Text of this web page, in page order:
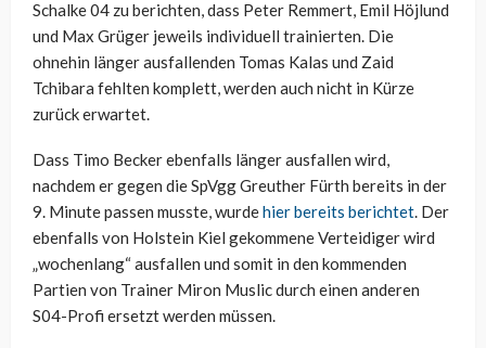
Schalke 04 zu berichten, dass Peter Remmert, Emil Höjlund
und Max Grüger jeweils individuell trainierten. Die
ohnehin länger ausfallenden Tomas Kalas und Zaid
Tchibara fehlten komplett, werden auch nicht in Kürze
zurück erwartet.
Dass Timo Becker ebenfalls länger ausfallen wird,
nachdem er gegen die SpVgg Greuther Fürth bereits in der
9. Minute passen musste, wurdehier bereits berichtet. Der
ebenfalls von Holstein Kiel gekommene Verteidiger wird
„wochenlang“ ausfallen und somit in den kommenden
Partien von Trainer Miron Muslic durch einen anderen
S04-Profi ersetzt werden müssen.